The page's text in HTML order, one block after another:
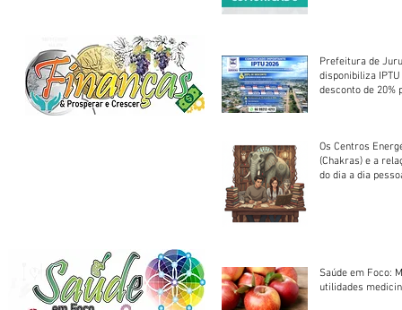
Prefeitura de
disponibiliza
desconto de 20%
Os Centros
(Chakras) e a
do dia a dia
Saúde em Foco:
utilidades